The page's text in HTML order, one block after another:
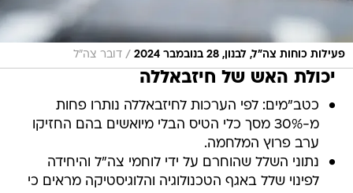
פעילות כוחות צה"ל, לבנון, 28 בנובמבר 2024 / דובר צה"ל
יכולת האש של חיזבאללה
כטב"מים: לפי הערכות לחיזבאללה נותרו פחות
מ-30% מסך כלי הטיס הבלי מיואשים בהם החזיקו
ערב פרוץ המלחמה.
נתוני השלל שהוחרם על ידי לוחמי צה"ל והיחידה
לפינוי שלל באגף הטכנולוגיה והלוגיסטיקה מראים כי